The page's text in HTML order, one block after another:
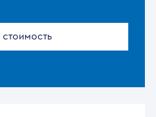
стоимость